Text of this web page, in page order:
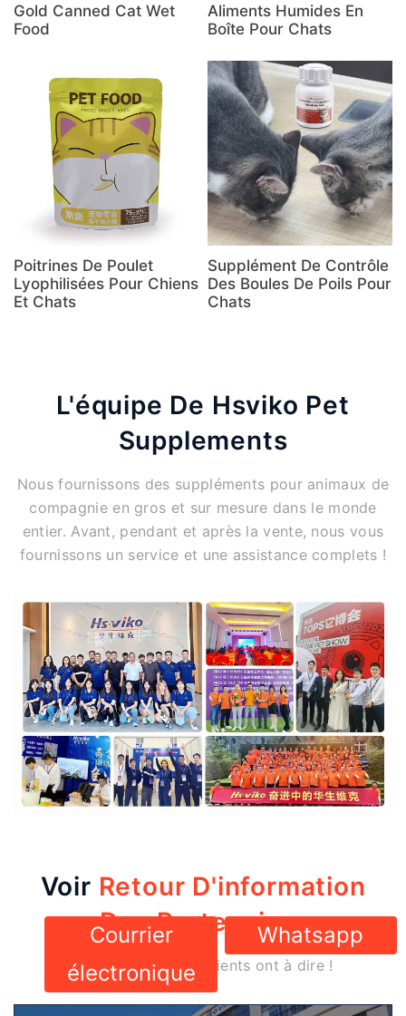
Gold Canned Cat Wet
Food
Aliments Humides En
Boîte Pour Chats
Poitrines De Poulet
Lyophilisées Pour Chiens
Et Chats
Supplément De Contrôle
Des Boules De Poils Pour
Chats
L'équipe De Hsviko Pet
Supplements
Nous fournissons des suppléments pour animaux de
compagnie en gros et sur mesure dans le monde
entier. Avant, pendant et après la vente, nous vous
fournissons un service et une assistance complets !
Voir Retour D'information
Des Partenaires
Voyez ce que nos clients ont à dire !
Courrier
électronique
Whatsapp